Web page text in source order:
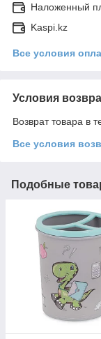
Наложенный
Kaspi.kz
Все условия
Условия
Возврат товара в
Все условия
Подобные